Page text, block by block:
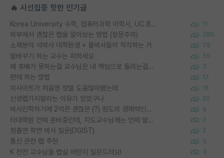
🔥 시선집중 핫한 인기글
Korea University 수학, 컴퓨터과학 이학사, UC Berkeley 산업공학 대학원 공학박사가 되는 것은 쉽지 않겠죠? 11
외부에서 괜찮은 랩을 알아보는 방법 (장문주의) 280
소재분야 석박사 대학원생 + 물박사들이 착각하는 거 79
말바꾸기 하는 교수는 피하세요 55
왜 후배가 못하는걸 교수님은 내 책임으로 돌리는걸까요? 7
편애 하는 방법 17
이사이트가 처음엔 정말 도움많이됐는데 16
신생랩가지말라는 이유가 있었구나 20
박사진학하기에 2억은 괜찮은 (?) 정도의 경제력인가요 9
타대학원 컨텍 준비중인데, 지도교수님께는 언제 말씀드려야 할까요? 2
정출연 학연 박사 질문(DGIST) 2
통신 관련 랩 추천 3
K 전전 교수님들 랩실 어떤지 질문드려요! 3